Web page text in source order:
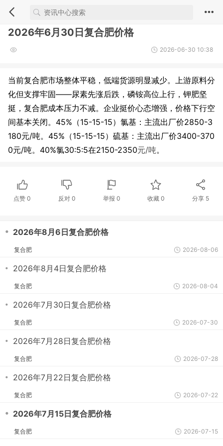
2026年6月30日复合肥价格
2026-06-30 10:38
当前复合肥市场整体平稳，低端货源明显减少。上游原料分
化但支撑牢固——尿素先涨后跌，磷铵高位上行，钾肥坚
挺，复合肥成本压力不减。企业挺价心态增强，价格下行空
间基本关闭。45%（15-15-15）氯基：主流出厂价2850-3
180元/吨。45%（15-15-15）硫基：主流出厂价3400-370
0元/吨。40%氯30:5:5在2150-2350元/吨。
点赞0 反对 0 举报 0 收藏 0 分享 5
・ 2026年8月6日复合肥价格
复合肥 2026-08-06
・ 2026年8月4日复合肥价格
复合肥 2026-08-04
・ 2026年7月30日复合肥价格
复合肥 2026-07-30
・ 2026年7月28日复合肥价格
复合肥 2026-07-28
・ 2026年7月22日复合肥价格
复合肥 2026-07-22
・ 2026年7月15日复合肥价格
复合肥 2026-07-15